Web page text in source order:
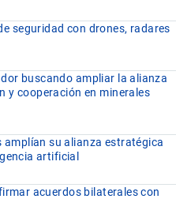
seguridad con drones, radares
buscando ampliar la alianza
y cooperación en minerales
amplían su alianza estratégica
artificial
acuerdos bilaterales con